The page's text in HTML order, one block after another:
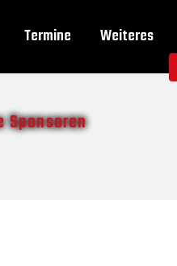
Termine Weiteres
Sponsoren